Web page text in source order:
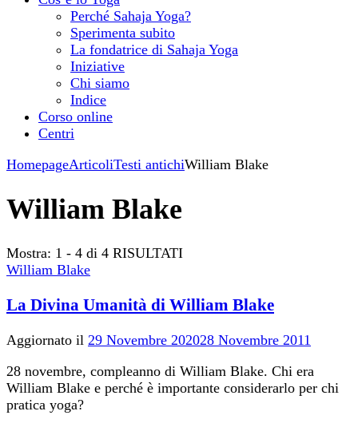
Perché Sahaja Yoga?
Sperimenta subito
La fondatrice di Sahaja Yoga
Iniziative
Chi siamo
Indice
Corso online
Centri
HomepageArticoliTesti antichiWilliam Blake
William Blake
Mostra: 1 - 4 di 4 RISULTATI
William Blake
La Divina Umanità di William Blake
Aggiornato il 29 Novembre 202028 Novembre 2011
28 novembre, compleanno di William Blake. Chi era
William Blake e perché è importante considerarlo per chi
pratica yoga?